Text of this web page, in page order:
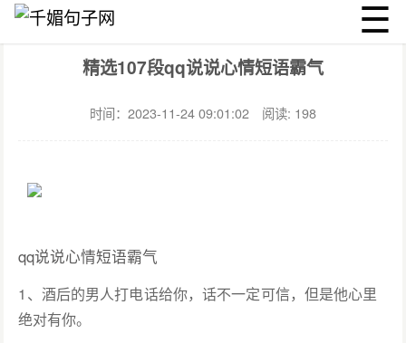
☰
千媚句子网 心情
精选107段qq说说心情短语霸气
时间：2023-11-24 09:01:02 阅读: 198
qq说说心情短语霸气
1、酒后的男人打电话给你，话不一定可信，但是他心里
绝对有你。